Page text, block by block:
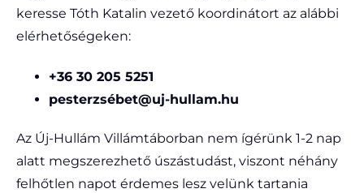
keresse Tóth Katalin vezető koordinátort az alábbi
elérhetőségeken:
+36 30 205 5251
pesterzsébet@uj-hullam.hu
Az Új-Hullám Villámtáborban nem ígérünk 1-2 nap
alatt megszerezhető úszástudást, viszont néhány
felhőtlen napot érdemes lesz velünk tartania